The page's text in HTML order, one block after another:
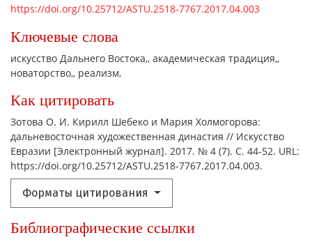
Ключевые слова
искусство Дальнего Востока, академическая традиция,
новаторство, реализм,
Как цитировать
Зотова О. И. Кирилл Шебеко и Мария Холмогорова:
дальневосточная художественная династия // Искусство
Евразии [Электронный журнал]. 2017. № 4 (7). С. 44-52. URL:
https://doi.org/10.25712/ASTU.2518-7767.2017.04.003.
Форматы цитирования
https://doi.org/10.25712/ASTU.2518-7767.2017.04.003
Библиографические ссылки